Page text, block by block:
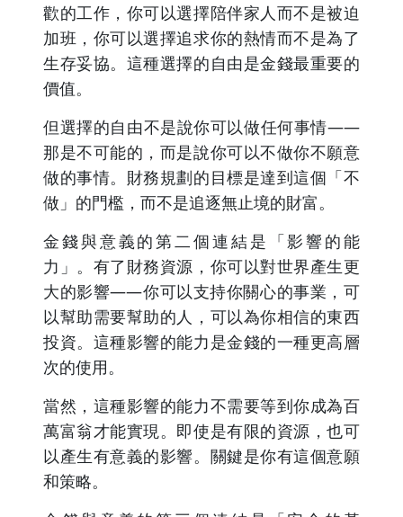
歡的工作，你可以選擇陪伴家人而不是被迫
加班，你可以選擇追求你的熱情而不是為了
生存妥協。這種選擇的自由是金錢最重要的
價值。
但選擇的自由不是說你可以做任何事情——
那是不可能的，而是說你可以不做你不願意
做的事情。財務規劃的目標是達到這個「不
做」的門檻，而不是追逐無止境的財富。
金錢與意義的第二個連結是「影響的能
力」。有了財務資源，你可以對世界產生更
大的影響——你可以支持你關心的事業，可
以幫助需要幫助的人，可以為你相信的東西
投資。這種影響的能力是金錢的一種更高層
次的使用。
當然，這種影響的能力不需要等到你成為百
萬富翁才能實現。即使是有限的資源，也可
以產生有意義的影響。關鍵是你有這個意願
和策略。